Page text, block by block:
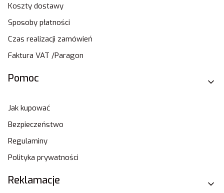
Koszty dostawy
Sposoby płatności
Czas realizacji zamówień
Faktura VAT /Paragon
Pomoc
Jak kupować
Bezpieczeństwo
Regulaminy
Polityka prywatności
Reklamacje